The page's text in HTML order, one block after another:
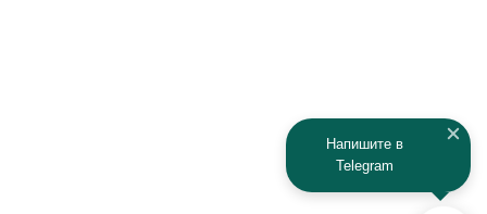
Напишите в
Telegram